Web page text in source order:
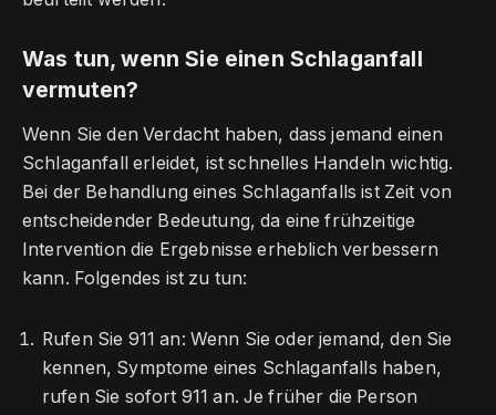
Was tun, wenn Sie einen Schlaganfall
vermuten?
Wenn Sie den Verdacht haben, dass jemand einen
Schlaganfall erleidet, ist schnelles Handeln wichtig.
Bei der Behandlung eines Schlaganfalls ist Zeit von
entscheidender Bedeutung, da eine frühzeitige
Intervention die Ergebnisse erheblich verbessern
kann. Folgendes ist zu tun:
Rufen Sie 911 an: Wenn Sie oder jemand, den Sie
kennen, Symptome eines Schlaganfalls haben,
rufen Sie sofort 911 an. Je früher die Person